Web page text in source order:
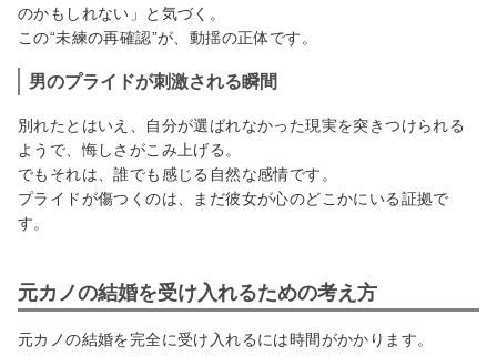
のかもしれない」と気づく。
この“未練の再確認”が、動揺の正体です。
男のプライドが刺激される瞬間
別れたとはいえ、自分が選ばれなかった現実を突きつけられる
ようで、悔しさがこみ上げる。
でもそれは、誰でも感じる自然な感情です。
プライドが傷つくのは、まだ彼女が心のどこかにいる証拠で
す。
元カノの結婚を受け入れるための考え方
元カノの結婚を完全に受け入れるには時間がかかります。